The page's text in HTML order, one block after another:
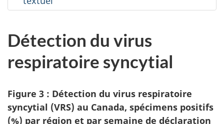
Détection du virus
respiratoire syncytial
Figure 3 : Détection du virus respiratoire
syncytial (VRS) au Canada, spécimens positifs
(%) par région et par semaine de déclaration